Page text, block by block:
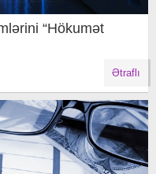
“Hökumət
Ətraflı